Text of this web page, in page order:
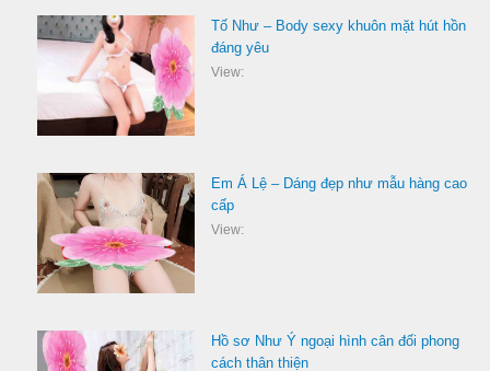
Tố Như – Body sexy khuôn mặt hút hồn
đáng yêu
View:
Em Á Lệ – Dáng đẹp như mẫu hàng cao
cấp
View:
Hồ sơ Như Ý ngoại hình cân đối phong
cách thân thiện